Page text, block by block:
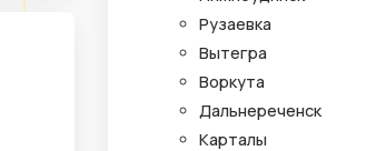
Рузаевка
Вытегра
Воркута
Дальнереченск
Карталы